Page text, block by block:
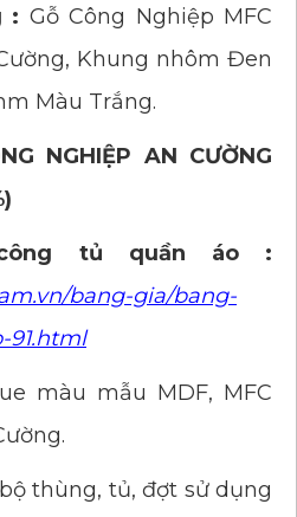
: Gỗ Công Nghiệp MFC
Khung nhôm Đen
Màu Trắng.
NGHIỆP AN CƯỜNG
tủ quần áo :
bang-gia/bang-
91.html
màu mẫu MDF, MFC
thùng, tủ, đợt sử dụng